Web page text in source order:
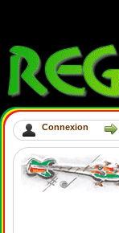
Connexion